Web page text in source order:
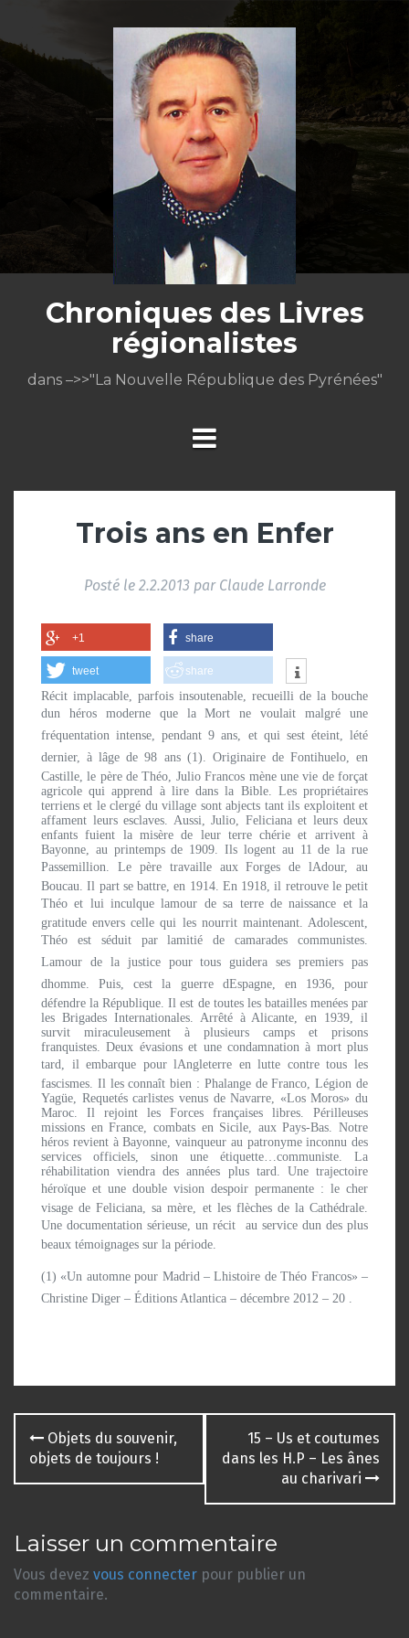
contenu
Chroniques des Livres
régionalistes
dans –>>"La Nouvelle République des Pyrénées"
Trois ans en Enfer
Posté le 2.2.2013 par Claude Larronde
+1 share
tweet share
Récit implacable, parfois insoutenable, recueilli de la bouche
dun héros moderne que la Mort ne voulait malgré une
fréquentation intense, pendant 9 ans, et qui sest éteint, lété
dernier, à lâge de 98 ans (1). Originaire de Fontihuelo, en
Castille, le père de Théo, Julio Francos mène une vie de forçat
agricole qui apprend à lire dans la Bible. Les propriétaires
terriens et le clergé du village sont abjects tant ils exploitent et
affament leurs esclaves. Aussi, Julio, Feliciana et leurs deux
enfants fuient la misère de leur terre chérie et arrivent à
Bayonne, au printemps de 1909. Ils logent au 11 de la rue
Passemillion. Le père travaille aux Forges de lAdour, au
Boucau. Il part se battre, en 1914. En 1918, il retrouve le petit
Théo et lui inculque lamour de sa terre de naissance et la
gratitude envers celle qui les nourrit maintenant. Adolescent,
Théo est séduit par lamitié de camarades communistes.
Lamour de la justice pour tous guidera ses premiers pas
dhomme. Puis, cest la guerre dEspagne, en 1936, pour
défendre la République. Il est de toutes les batailles menées par
les Brigades Internationales. Arrêté à Alicante, en 1939, il
survit miraculeusement à plusieurs camps et prisons
franquistes. Deux évasions et une condamnation à mort plus
tard, il embarque pour lAngleterre en lutte contre tous les
fascismes. Il les connaît bien : Phalange de Franco, Légion de
Yagüe, Requetés carlistes venus de Navarre, «Los Moros» du
Maroc. Il rejoint les Forces françaises libres. Périlleuses
missions en France, combats en Sicile, aux Pays-Bas. Notre
héros revient à Bayonne, vainqueur au patronyme inconnu des
services officiels, sinon une étiquette…communiste. La
réhabilitation viendra des années plus tard. Une trajectoire
héroïque et une double vision despoir permanente : le cher
visage de Feliciana, sa mère, et les flèches de la Cathédrale.
Une documentation sérieuse, un récit au service dun des plus
beaux témoignages sur la période.
(1) «Un automne pour Madrid – Lhistoire de Théo Francos» –
Christine Diger – Éditions Atlantica – décembre 2012 – 20 .
Navigation
des
articles
Objets du souvenir,
objets de toujours !
15 – Us et coutumes
dans les H.P – Les ânes
au charivari
Laisser un commentaire
Vous devez vous connecter pour publier un
commentaire.